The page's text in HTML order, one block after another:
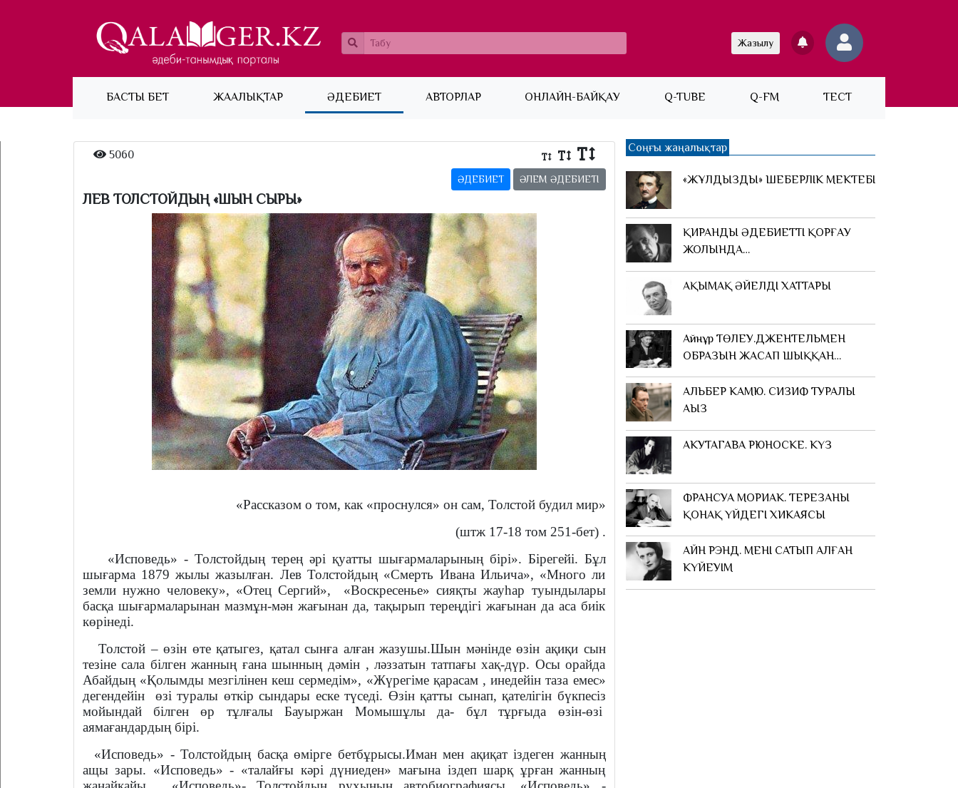
Жазылу
БАСТЫ БЕТ(current) ЖАҢАЛЫҚТАР ӘДЕБИЕТ АВТОРЛАР ОНЛАЙН-БАЙҚАУ Q-TUBE Q-FM ТЕСТ
5060
ӘДЕБИЕТ ӘЛЕМ ӘДЕБИЕТІ
ЛЕВ ТОЛСТОЙДЫҢ «ШЫН СЫРЫ»
«Рассказом о том, как «проснулся» он сам, Толстой будил мир»
(штж 17-18 том 251-бет) .
«Исповедь» - Толстойдың терең әрі қуатты шығармаларының бірі». Бірегейі. Бұл
шығарма 1879 жылы жазылған. Лев Толстойдың «Смерть Ивана Ильича», «Много ли
земли нужно человеку», «Отец Сергий»,
«Воскресенье» сияқты жауһар туындылары
басқа шығармаларынан мазмұн-мән жағынан да, тақырып тереңдігі жағынан да аса биік
көрінеді.
Толстой – өзін өте қатыгез, қатал сынға алған жазушы.Шын мәнінде өзін ақиқи сын
тезіне сала білген жанның ғана шынның дәмін , ләззатын татпағы хақ-дүр. Осы орайда
Абайдың «Қолымды мезгілінен кеш сермедім», «Жүрегіме қарасам , инедейін таза емес»
дегендейін
өзі туралы өткір сындары еске түседі. Өзін қатты сынап, қателігін бүкпесіз
мойындай білген өр тұлғалы Бауыржан Момышұлы да- бұл тұрғыда өзін-өзі
аямағандардың бірі.
«Исповедь» - Толстойдың басқа өмірге бетбұрысы.Иман мен ақиқат іздеген жанның
ащы зары. «Исповедь» - «талайғы кәрі дүниеден» мағына іздеп шарқ ұрған жанның
Соңғы жаңалықтар
«ЖҰЛДЫЗДЫҢ» ШЕБЕРЛІК МЕКТЕБІ
ҚИРАНДЫ ӘДЕБИЕТТІ ҚОРҒАУ
ЖОЛЫНДА…
АҚЫМАҚ ӘЙЕЛДІҢ ХАТТАРЫ
Айнұр ТӨЛЕУ.ДЖЕНТЕЛЬМЕН
ОБРАЗЫН ЖАСАП ШЫҚҚАН
АЛЬБЕР КАМЮ. СИЗИФ ТУРАЛЫ
АҢЫЗ
АКУТАГАВА РЮНОСКЕ. КҮЗ
ФРАНСУА МОРИАК. ТЕРЕЗАНЫҢ
ҚОНАҚ ҮЙДЕГІ ХИКАЯСЫ
АЙН РЭНД. МЕНІҢ САТЫП АЛҒАН
КҮЙЕУІМ